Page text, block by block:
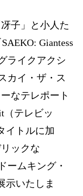
子」と小人た
Giantess
ライクアクシ
カイ・ザ・ス
なテレポート
（テレビッ
イトルに加
ックな
ームキング・
示いたしま